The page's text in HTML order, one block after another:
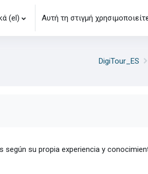
‎(el)‎ Αυτή τη στιγμή
DigiTour_ES
su propia experiencia y